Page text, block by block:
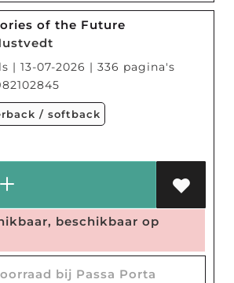
of the Future
| 13-07-2026 | 336 pagina's
/ softback
beschikbaar op
bij Passa Porta